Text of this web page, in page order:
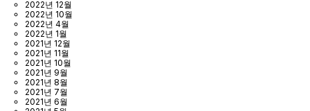
2022년 12월
2022년 10월
2022년 4월
2022년 1월
2021년 12월
2021년 11월
2021년 10월
2021년 9월
2021년 8월
2021년 7월
2021년 6월